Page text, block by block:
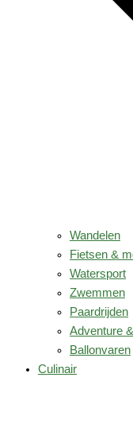
Wandelen
Fietsen &
Watersport
Zwemmen
Paardrijden
Adventure
Ballonvaren
Culinair